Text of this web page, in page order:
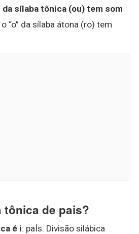
da sílaba tônica (ou) tem som
“o” da sílaba átona (ro) tem
tônica de pais?
é i: paÍs. Divisão silábica